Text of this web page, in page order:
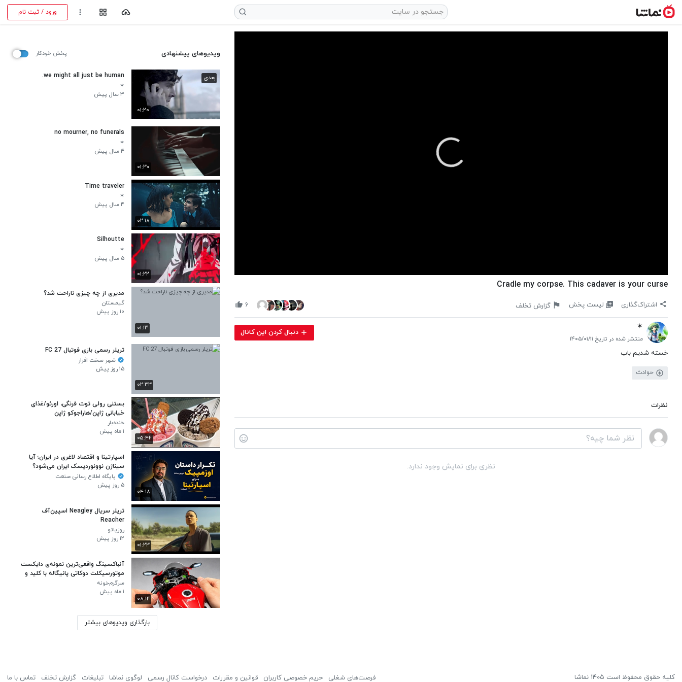
ورود / ثبت نام
Cradle my corpse. This cadaver is your curse
اشتراک‌گذاری لیست پخش گزارش تخلف ۶
✶
منتشر شده در تاریخ ۱۴۰۵/۰۱/۱۱
دنبال کردن این کانال
خسته شدیم باب
حوادث
نظرات
نظری برای نمایش وجود ندارد.
ویدیوهای پیشنهادی پخش خودکار
۰۱:۲۰
بعدی we might all just be human.
✶
۳ سال پیش
۰۱:۳۰
no mourner, no funerals
✶
۴ سال پیش
۰۲:۱۸
Time traveler
✶
۴ سال پیش
۰۱:۲۲
Silhoutte
✶
۵ سال پیش
۰۱:۱۳
مدیری از چه چیزی ناراحت شد؟
گیمستان
۱۰ روز پیش
۰۲:۳۳
تریلر رسمی بازی فوتبال FC 27
شهر سخت افزار
۱۵ روز پیش
۰۵:۴۲
بستنی رولی توت فرنگی، اورئو/غذای
خیابانی ژاپن/هاراجوکو ژاپن
خنده‌بار
۱ ماه پیش
۰۴:۱۸
اسپارتینا و اقتصاد لاغری در ایران؛ آیا
سیناژن نوونوردیسک ایران می‌شود؟
پایگاه اطلاع رسانی صنعت
۵ روز پیش
۰۱:۲۳
تریلر سریال Neagley اسپین‌آف
Reacher
روزیاتو
۱۲ روز پیش
۰۸:۱۲
آنباکسینگ واقعی‌ترین نمونه‌ی دایکست
موتورسیکلت دوکاتی پانیگاله با کلید و
دود
سرگرم‌خونه
۱ ماه پیش
بارگذاری ویدیوهای بیشتر
کلیه حقوق محفوظ است ۱۴۰۵ نماشا فرصت‌های شغلی حریم خصوصی کاربران قوانین و مقررات درخواست کانال رسمی لوگوی نماشا تبلیغات گزارش تخلف تماس با ما